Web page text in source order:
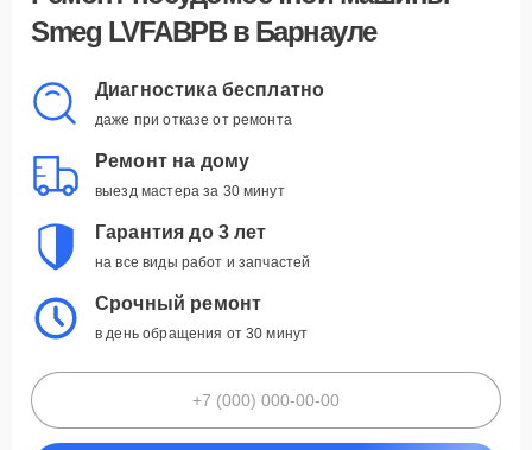
Smeg LVFABPBв Барнауле
Диагностика бесплатно
даже при отказе от ремонта
Ремонт на дому
выезд мастера за 30 минут
Гарантия до 3 лет
на все виды работ и запчастей
Срочный ремонт
в день обращения от 30 минут